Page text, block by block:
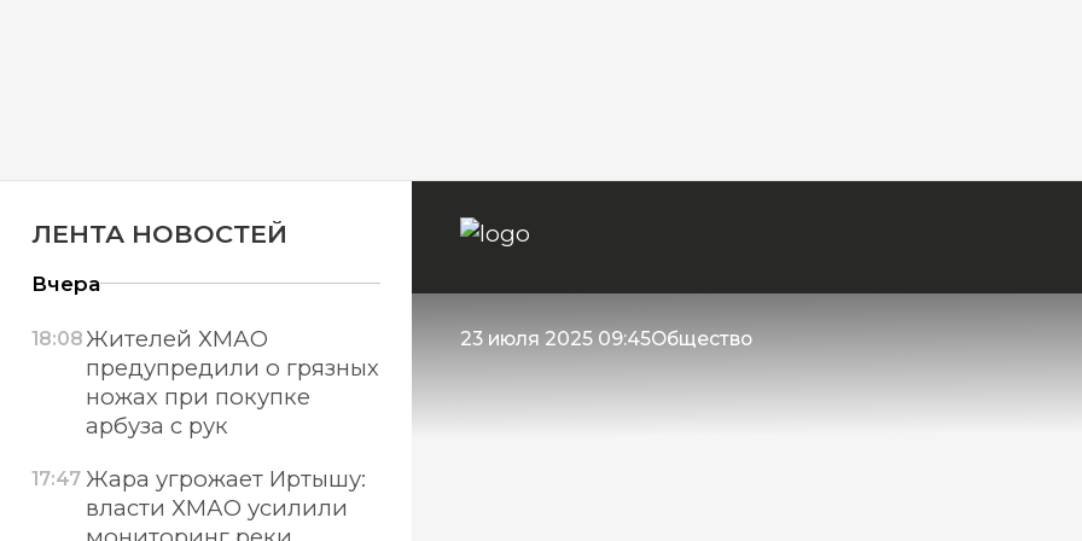
23 июля 2025 09:45Общество
ЛЕНТА НОВОСТЕЙ
Вчера
18:08Жителей ХМАО
предупредили о грязных
ножах при покупке
арбуза с рук
17:47 Жара угрожает Иртышу:
власти ХМАО усилили